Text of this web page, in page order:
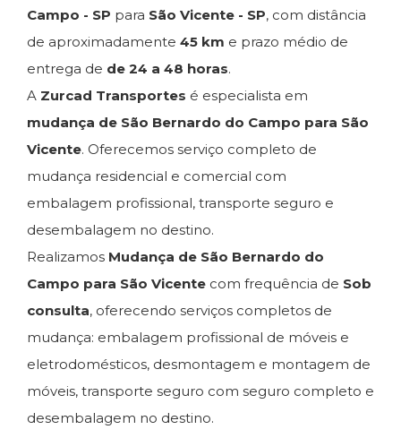
Campo - SP para São Vicente - SP, com distância
de aproximadamente 45 km e prazo médio de
entrega de de 24 a 48 horas.
A Zurcad Transportes é especialista em
mudança de São Bernardo do Campo para São
Vicente. Oferecemos serviço completo de
mudança residencial e comercial com
embalagem profissional, transporte seguro e
desembalagem no destino.
Realizamos Mudança de São Bernardo do
Campo para São Vicente com frequência de Sob
consulta, oferecendo serviços completos de
mudança: embalagem profissional de móveis e
eletrodomésticos, desmontagem e montagem de
móveis, transporte seguro com seguro completo e
desembalagem no destino.